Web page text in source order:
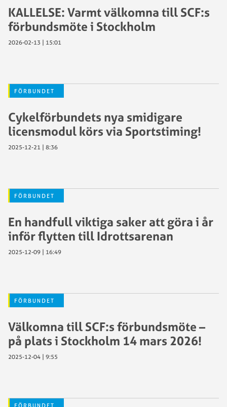
KALLELSE: Varmt välkomna till SCF:s
förbundsmöte i Stockholm
2026-02-13 | 15:01
FÖRBUNDET
Cykelförbundets nya smidigare
licensmodul körs via Sportstiming!
2025-12-21 | 8:36
FÖRBUNDET
En handfull viktiga saker att göra i år
inför flytten till Idrottsarenan
2025-12-09 | 16:49
FÖRBUNDET
Välkomna till SCF:s förbundsmöte –
på plats i Stockholm 14 mars 2026!
2025-12-04 | 9:55